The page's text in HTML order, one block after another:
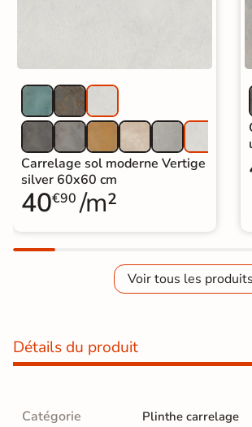
Carrelage sol moderne Vertige
silver 60x60 cm
40€90 /m²
Voir tous les
Détails du produit
Catégorie Plinthe carrelage